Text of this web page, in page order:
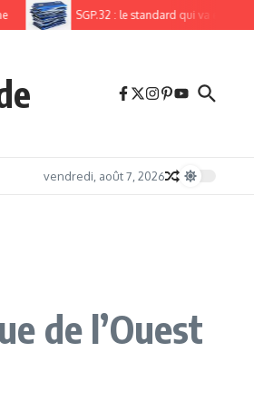
SGP.32 : le standard qui va enfin libérer
vendredi, août 7, 2026
de l’Ouest